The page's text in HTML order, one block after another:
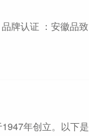
牌认证 ：安徽品致
年创立。以下是